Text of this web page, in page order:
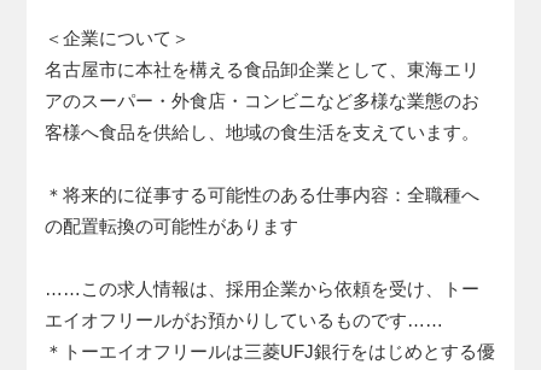
＜企業について＞
名古屋市に本社を構える食品卸企業として、東海エリ
アのスーパー・外食店・コンビニなど多様な業態のお
客様へ食品を供給し、地域の食生活を支えています。
＊将来的に従事する可能性のある仕事内容：全職種へ
の配置転換の可能性があります
……この求人情報は、採用企業から依頼を受け、トー
エイオフリールがお預かりしているものです……
＊トーエイオフリールは三菱UFJ銀行をはじめとする優